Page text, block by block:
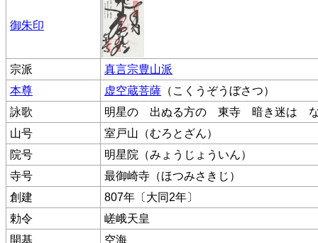
御朱印
宗派
真言宗豊山派
本尊
虚空蔵菩薩 （こくうぞうぼさつ）
詠歌
明星の 出ぬる方の 東寺 暗き迷は な
山号
室戸山（むろとざん）
院号
明星院（みょうじょういん）
寺号
最御崎寺（ほつみさきじ）
創建
807年〔大同2年〕
勅令
嵯峨天皇
開基
空海